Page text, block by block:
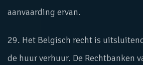
aanvaarding ervan.
29. Het Belgisch recht is
de huur verhuur. De Rechtbanken